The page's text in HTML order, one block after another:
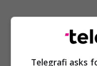
Telegrafi asks